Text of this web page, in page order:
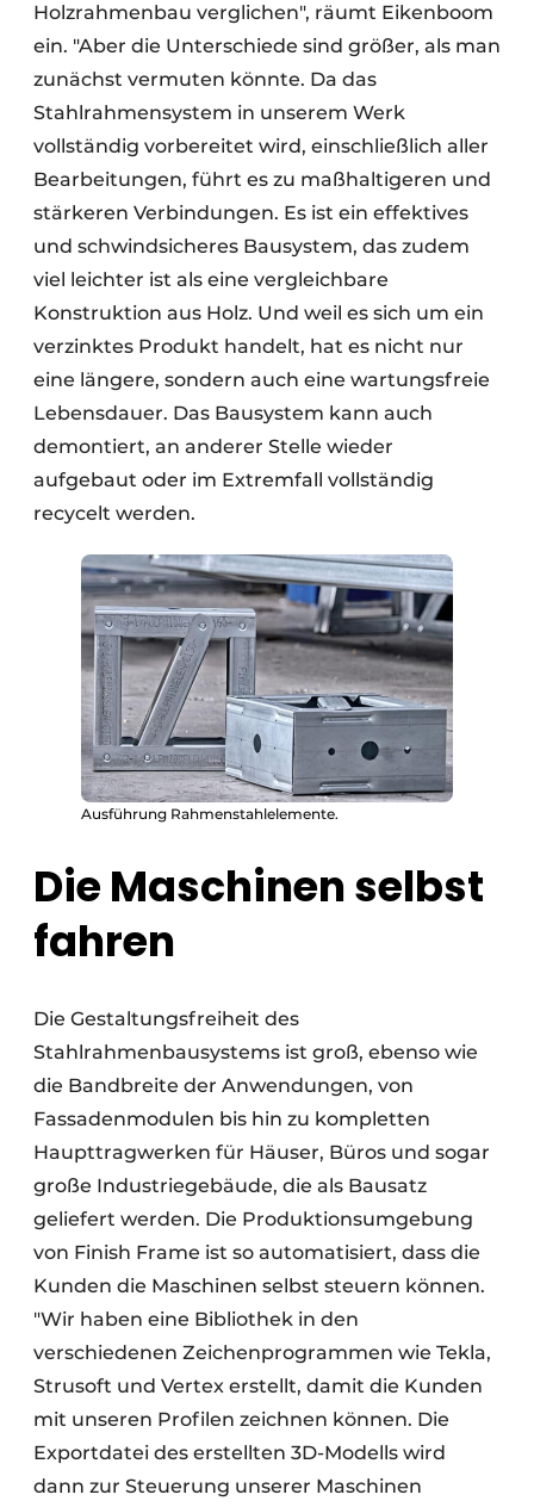
Holzrahmenbau verglichen", räumt Eikenboom
ein. "Aber die Unterschiede sind größer, als man
zunächst vermuten könnte. Da das
Stahlrahmensystem in unserem Werk
vollständig vorbereitet wird, einschließlich aller
Bearbeitungen, führt es zu maßhaltigeren und
stärkeren Verbindungen. Es ist ein effektives
und schwindsicheres Bausystem, das zudem
viel leichter ist als eine vergleichbare
Konstruktion aus Holz. Und weil es sich um ein
verzinktes Produkt handelt, hat es nicht nur
eine längere, sondern auch eine wartungsfreie
Lebensdauer. Das Bausystem kann auch
demontiert, an anderer Stelle wieder
aufgebaut oder im Extremfall vollständig
recycelt werden.
Ausführung Rahmenstahlelemente.
Die Maschinen selbst
fahren
Die Gestaltungsfreiheit des
Stahlrahmenbausystems ist groß, ebenso wie
die Bandbreite der Anwendungen, von
Fassadenmodulen bis hin zu kompletten
Haupttragwerken für Häuser, Büros und sogar
große Industriegebäude, die als Bausatz
geliefert werden. Die Produktionsumgebung
von Finish Frame ist so automatisiert, dass die
Kunden die Maschinen selbst steuern können.
"Wir haben eine Bibliothek in den
verschiedenen Zeichenprogrammen wie Tekla,
Strusoft und Vertex erstellt, damit die Kunden
mit unseren Profilen zeichnen können. Die
Exportdatei des erstellten 3D-Modells wird
dann zur Steuerung unserer Maschinen